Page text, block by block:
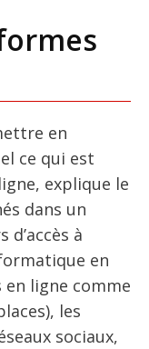
en
ce qui est
explique le
dans un
à
en
en ligne comme
les
sociaux,